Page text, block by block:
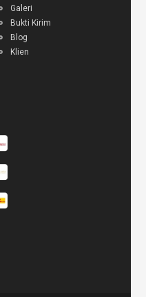
Galeri
Bukti Kirim
Blog
Klien